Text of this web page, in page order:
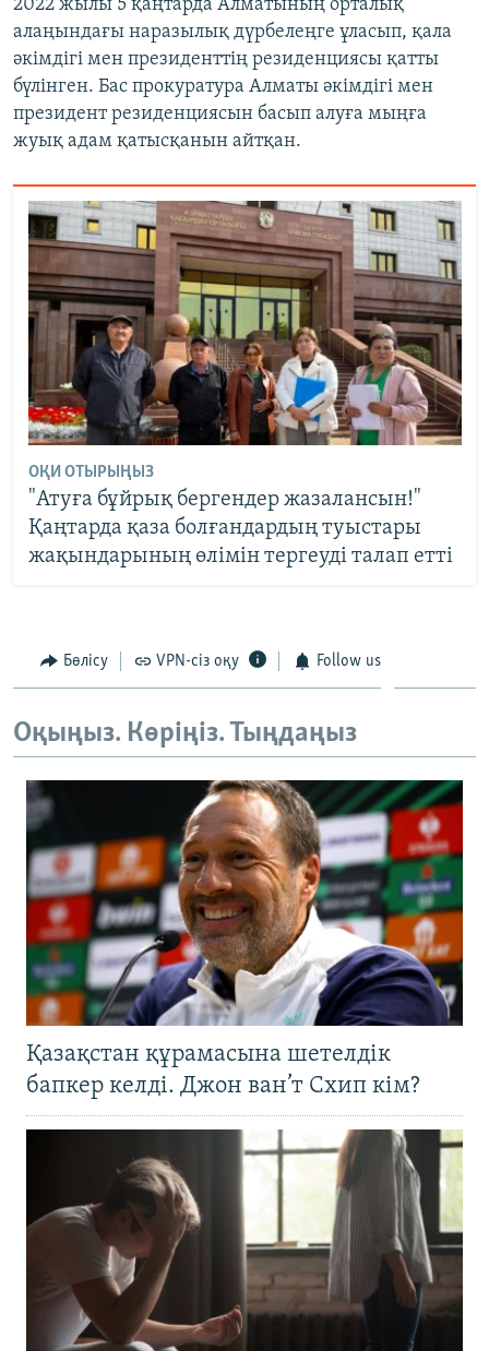
2022 жылы 5 қаңтарда Алматының орталық
алаңындағы наразылық дүрбелеңге ұласып, қала
әкімдігі мен президенттің резиденциясы қатты
бүлінген. Бас прокуратура Алматы әкімдігі мен
президент резиденциясын басып алуға мыңға
жуық адам қатысқанын айтқан.
ОҚИ ОТЫРЫҢЫЗ
"Атуға бұйрық бергендер жазалансын!"
Қаңтарда қаза болғандардың туыстары
жақындарының өлімін тергеуді талап етті
Бөлісу VPN-сіз оқу Follow us
Оқыңыз. Көріңіз. Тыңдаңыз
Қазақстан құрамасына шетелдік
бапкер келді. Джон ван’т Схип кім?